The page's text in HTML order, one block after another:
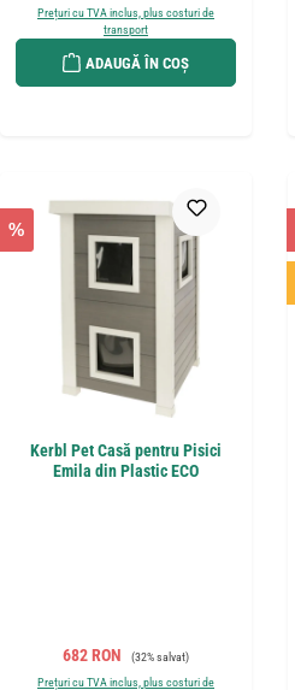
Prețuri cu TVA inclus, plus costuri de
transport
ADAUGĂ ÎN COȘ
%
Kerbl Pet Casă pentru Pisici
Emila din Plastic ECO
Preț de vânzare:
682 RON Preț obișnuit:
(32% salvat)
Prețuri cu TVA inclus, plus costuri de